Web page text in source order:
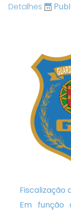
Detalhes
Fiscalização
Em função